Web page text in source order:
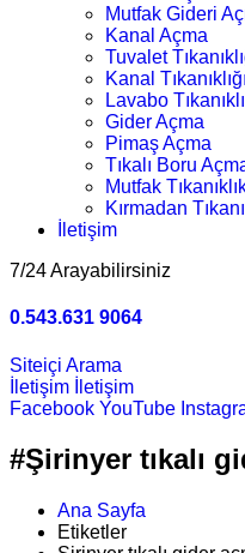
Mutfak Gideri
Kanal Açma
Tuvalet
Kanal
Lavabo
Gider Açma
Pimaş Açma
Tıkalı Boru
Mutfak
Kırmadan
İletişim
7/24 Arayabilirsiniz
0.543.631 9064
Siteiçi Arama
İletişim
İletişim
Facebook YouTube
#Şirinyer tıkalı
Ana Sayfa
Etiketler